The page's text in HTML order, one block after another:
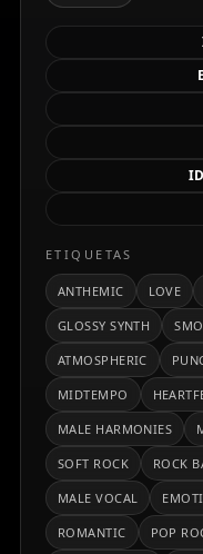
forward, coros
estéreo ultra-
y definidos, agudos
masterización
perceptible.La
incondicional,
adversidad, con
y refugio
versos suaves con
en un tempo entre
templado, cálido y
equilibra
ideal para un
contemporáneo
emocionalmente
ETIQUETAS
ANTHEMIC LOVE
GLOSSY SYNTH
ATMOSPHERIC
MIDTEMPO
MALE HARMONIES
SOFT ROCK ROCK
MALE VOCAL
ROMANTIC POP